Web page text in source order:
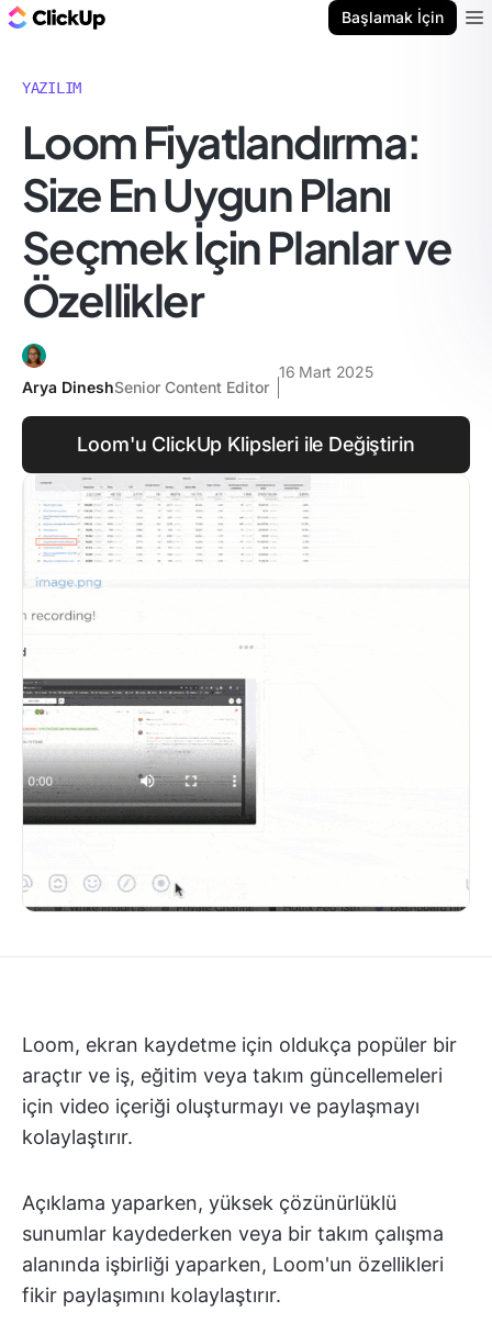
Başlamak İçin
YAZILIM
Loom Fiyatlandırma:
Size En Uygun Planı
Seçmek İçin Planlar ve
Özellikler
Arya DineshSenior Content Editor
16 Mart 2025
Loom'u ClickUp Klipsleri ile Değiştirin
Loom, ekran kaydetme için oldukça popüler bir
araçtır ve iş, eğitim veya takım güncellemeleri
için video içeriği oluşturmayı ve paylaşmayı
kolaylaştırır.
Açıklama yaparken, yüksek çözünürlüklü
sunumlar kaydederken veya bir takım çalışma
alanında işbirliği yaparken, Loom'un özellikleri
fikir paylaşımını kolaylaştırır.